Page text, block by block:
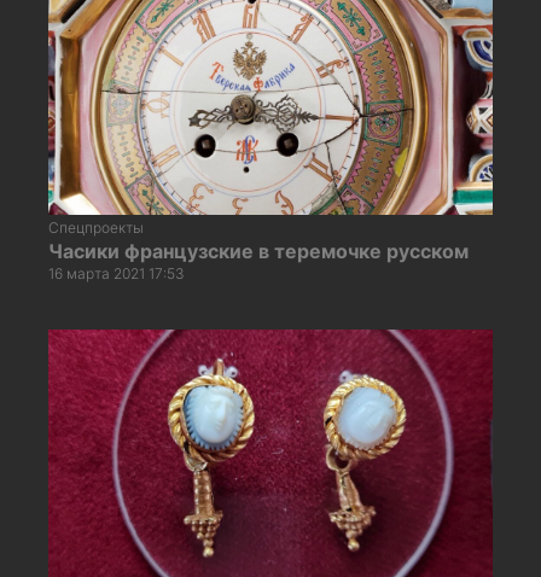
Спецпроекты
Часики французские в теремочке русском
16 марта 2021 17:53